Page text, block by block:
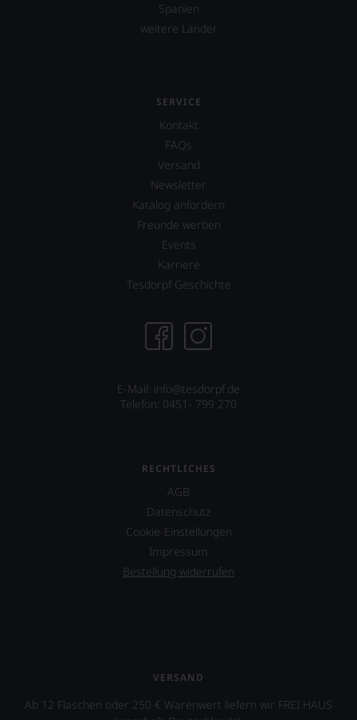
Spanien
weitere Länder
SERVICE
Kontakt
FAQs
Versand
Newsletter
Katalog anfordern
Freunde werben
Events
Karriere
Tesdorpf Geschichte
E-Mail: info@tesdorpf.de
Telefon: 0451- 799 270
RECHTLICHES
AGB
Datenschutz
Cookie-Einstellungen
Impressum
Bestellung widerrufen
VERSAND
Ab 12 Flaschen oder 250 € Warenwert liefern wir FREI HAUS